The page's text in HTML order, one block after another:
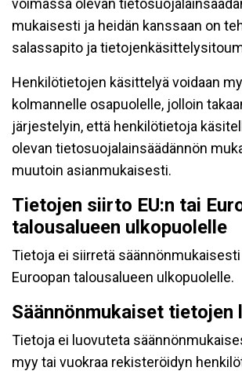
voimassa olevan
mukaisesti ja heidän kanssaan on
salassapito ja
Henkilötietojen käsittelyä voidaan
kolmannelle osapuolelle, jolloin
järjestelyin, että henkilötietoja
olevan tietosuojalainsäädännön
muutoin asianmukaisesti.
Tietojen siirto EU:n tai
talousalueen ulkopuolelle
Tietoja ei siirretä säännönmukaisesti
Euroopan talousalueen ulkopuolelle.
Säännönmukaiset tietojen
Tietoja ei luovuteta
myy tai vuokraa rekisteröidyn